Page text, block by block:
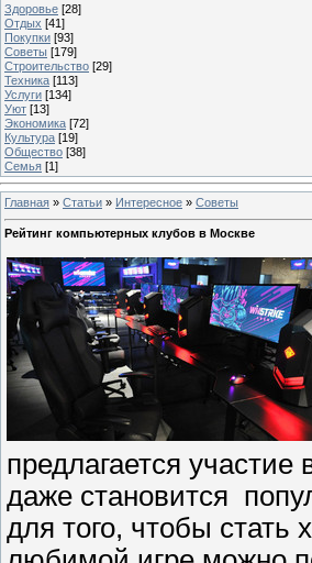
Здоровье [28]
Отдых [41]
Покупки [93]
Советы [179]
Строительство [29]
Техника [113]
Услуги [134]
Уют [13]
Экономика [72]
Культура [19]
Общество [38]
Семья [1]
Главная » Статьи » Интересное » Советы
Рейтинг компьютерных клубов в Москве
предлагается
даже становится
для того, чтобы стать